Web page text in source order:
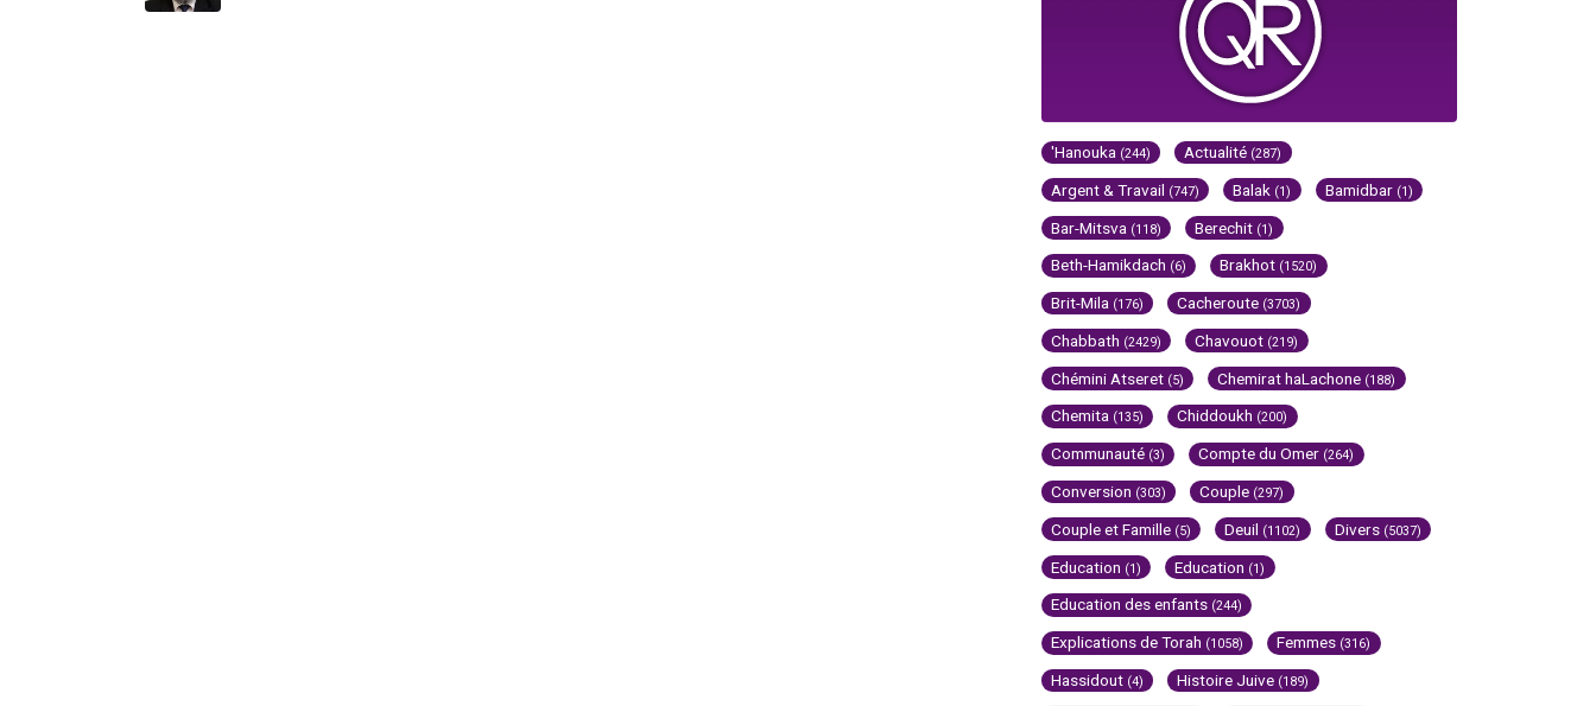
'Hanouka (244) Actualité (287)
Argent & Travail (747) Balak (1) Bamidbar (1)
Bar-Mitsva (118) Berechit (1)
Beth-Hamikdach (6) Brakhot (1520)
Brit-Mila (176) Cacheroute (3703)
Chabbath (2429) Chavouot (219)
Chémini Atseret (5) Chemirat haLachone (188)
Chemita (135) Chiddoukh (200)
Communauté (3) Compte du Omer (264)
Conversion (303) Couple (297)
Couple et Famille (5) Deuil (1102) Divers (5037)
Education (1) Education (1)
Education des enfants (244)
Explications de Torah (1058) Femmes (316)
Hassidout (4) Histoire Juive (189)